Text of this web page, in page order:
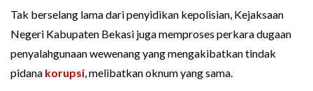
Tak berselang lama dari penyidikan kepolisian, Kejaksaan
Negeri Kabupaten Bekasi juga memproses perkara dugaan
penyalahgunaan wewenang yang mengakibatkan tindak
pidana korupsi, melibatkan oknum yang sama.